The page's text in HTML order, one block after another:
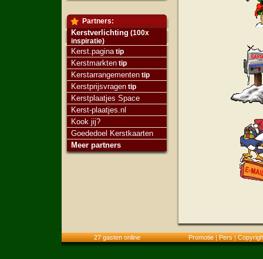
Partners:
Kerstverlichting (100x
inspiratie)
Kerst.pagina tip
Kerstmarkten tip
Kerstarrangementen tip
Kerstprijsvragen tip
Kerstplaatjes Space
Kerst-plaatjes.nl
Kook jij?
Goededoel Kerstkaarten
Meer partners
27 gasten online Promotie|Pers|